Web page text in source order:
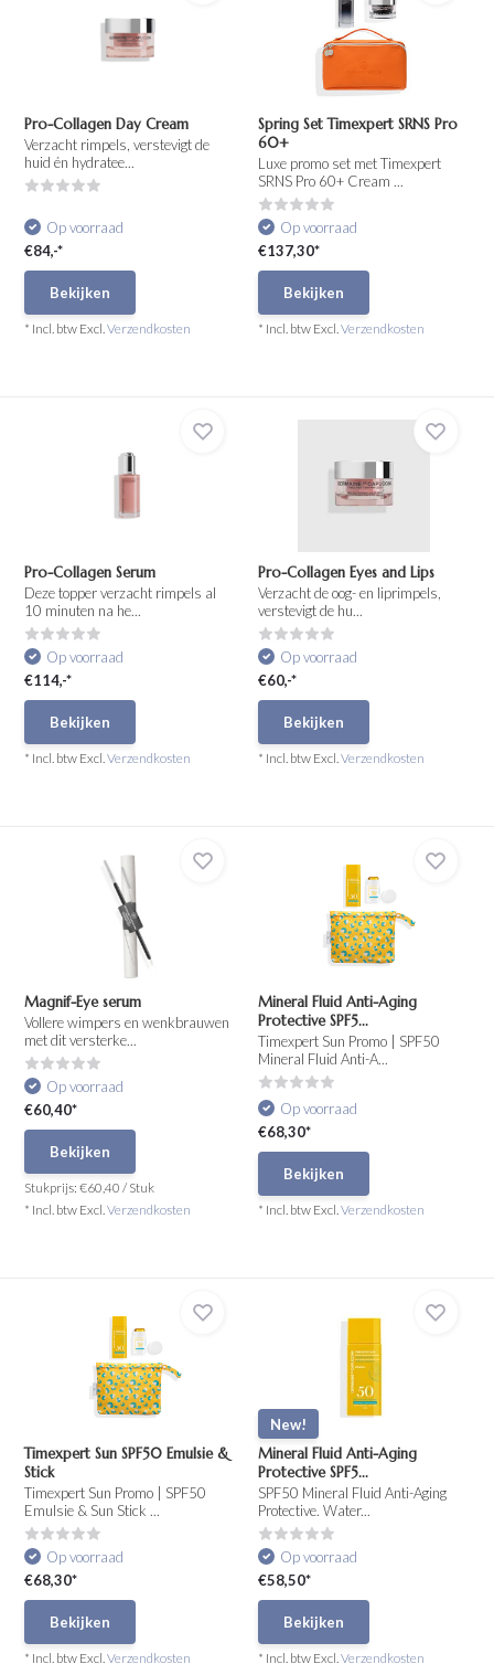
Pro-Collagen Day Cream
Verzacht rimpels, verstevigt de
huid én hydratee...
Op voorraad
€84,-*
Bekijken
* Incl. btw Excl.Verzendkosten
Spring Set Timexpert SRNS Pro
60+
Luxe promo set met Timexpert
SRNS Pro 60+ Cream ...
Op voorraad
€137,30*
Bekijken
* Incl. btw Excl.Verzendkosten
Pro-Collagen Serum
Deze topper verzacht rimpels al
10 minuten na he...
Op voorraad
€114,-*
Bekijken
* Incl. btw Excl.Verzendkosten
Pro-Collagen Eyes and Lips
Verzacht de oog- en liprimpels,
verstevigt de hu...
Op voorraad
€60,-*
Bekijken
* Incl. btw Excl.Verzendkosten
Magnif-Eye serum
Vollere wimpers en wenkbrauwen
met dit versterke...
Op voorraad
€60,40*
Bekijken
Stukprijs:€60,40 / Stuk
* Incl. btw Excl.Verzendkosten
Mineral Fluid Anti-Aging
Protective SPF5...
Timexpert Sun Promo | SPF50
Mineral Fluid Anti-A...
Op voorraad
€68,30*
Bekijken
* Incl. btw Excl.Verzendkosten
Timexpert Sun SPF50 Emulsie &
Stick
Timexpert Sun Promo | SPF50
Emulsie & Sun Stick ...
Op voorraad
€68,30*
Bekijken
* Incl. btw Excl.Verzendkosten
New!
Mineral Fluid Anti-Aging
Protective SPF5...
SPF50 Mineral Fluid Anti-Aging
Protective. Water...
Op voorraad
€58,50*
Bekijken
* Incl. btw Excl.Verzendkosten